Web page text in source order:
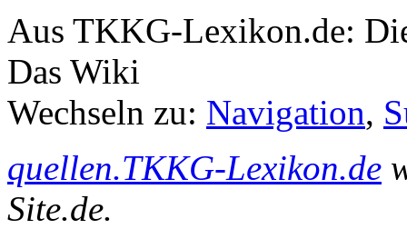
Aus TKKG-Lexikon.de:
Das Wiki
Wechseln zu: Navigation,
quellen.TKKG-Lexikon.de
Site.de.